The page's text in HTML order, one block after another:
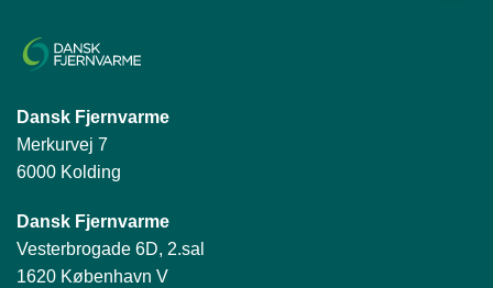
Dansk Fjernvarme
Merkurvej 7
6000 Kolding
Dansk Fjernvarme
Vesterbrogade 6D, 2.sal
1620 København V